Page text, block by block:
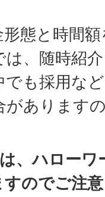
態と時間
、随時紹
でも採用な
があります
、ハローワ
のでご注